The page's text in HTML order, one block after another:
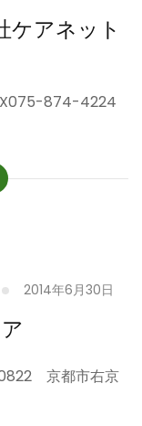
ケアネット
874-4224
2014年6月30日
京都市右京